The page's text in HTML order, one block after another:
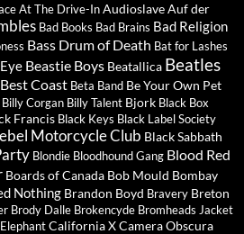
At The Drive-InAudioslaveAuf der
Bad Books Bad Brains Bad Religion
Bass Drum of Death Bat for Lashes
Beastie Boys Beatallica Beatles
Best Coast Beta Band Be Your Own Pet
Billy Corgan Billy Talent Bjork Black Box
Francis Black Keys Black Label Society
Motorcycle Club Black Sabbath
Blondie Bloodhound Gang Blood Red
Boards of Canada Bob Mould Bombay
Nothing Brandon Boyd Bravery Breton
Brody Dalle Brokencyde Bromheads Jacket
California XCamera Obscura